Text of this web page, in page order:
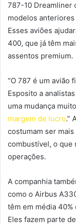
787-10 Dreamliner
modelos
Esses aviões
400, que já têm
assentos premium.
“O 787 é um avião
Esposito a
uma mudança
margem de lucro.”
costumam ser
combustível, o que
operações.
A companhia
como o Airbus
têm em média
Eles fazem parte